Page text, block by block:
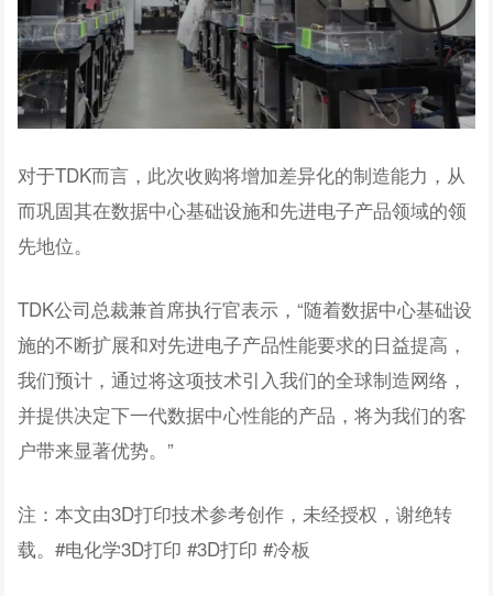
对于TDK而言，此次收购将增加差异化的制造能力，从
而巩固其在数据中心基础设施和先进电子产品领域的领
先地位。
TDK公司总裁兼首席执行官表示，“随着数据中心基础设
施的不断扩展和对先进电子产品性能要求的日益提高，
我们预计，通过将这项技术引入我们的全球制造网络，
并提供决定下一代数据中心性能的产品，将为我们的客
户带来显著优势。”
注：本文由3D打印技术参考创作，未经授权，谢绝转
载。#电化学3D打印 #3D打印 #冷板